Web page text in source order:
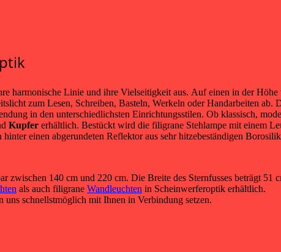
harmonische Linie und ihre Vielseitigkeit aus. Auf einen in der
zum Lesen, Schreiben, Basteln, Werkeln oder Handarbeiten
in den unterschiedlichsten Einrichtungsstilen. Ob klassisch,
Kupfer erhältlich. Bestückt wird die filigrane Stehlampe mit einem
einen abgerundeten Reflektor aus sehr hitzebeständigen
140 cm und 220 cm. Die Breite des Sternfusses beträgt
als auch filigrane Wandleuchten in Scheinwerferoptik erhältlich.
uns schnellstmöglich mit Ihnen in Verbindung setzen.